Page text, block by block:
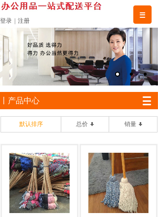
登录 注册
丨产品中心
默认排序 总价 销量